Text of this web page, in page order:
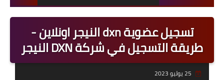
شرح العمل مع شركة dxn
تسجيل عضوية DXN أونلاين
منتجات شركة dxn وفوائدها
تسجيل عضوية dxn النيجر اونلاين -
طريقة التسجيل في شركة DXN النيجر